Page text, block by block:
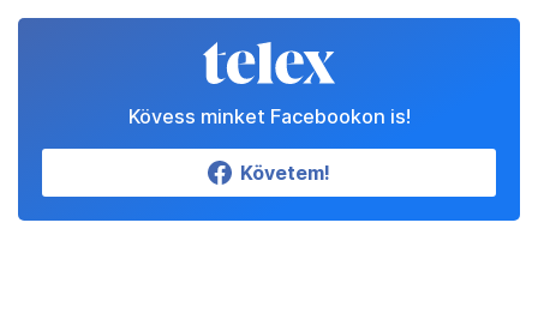
Kövess minket Facebookon is!
Követem!